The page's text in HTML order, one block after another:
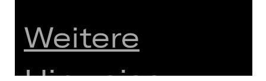
Kontakt
Weitere